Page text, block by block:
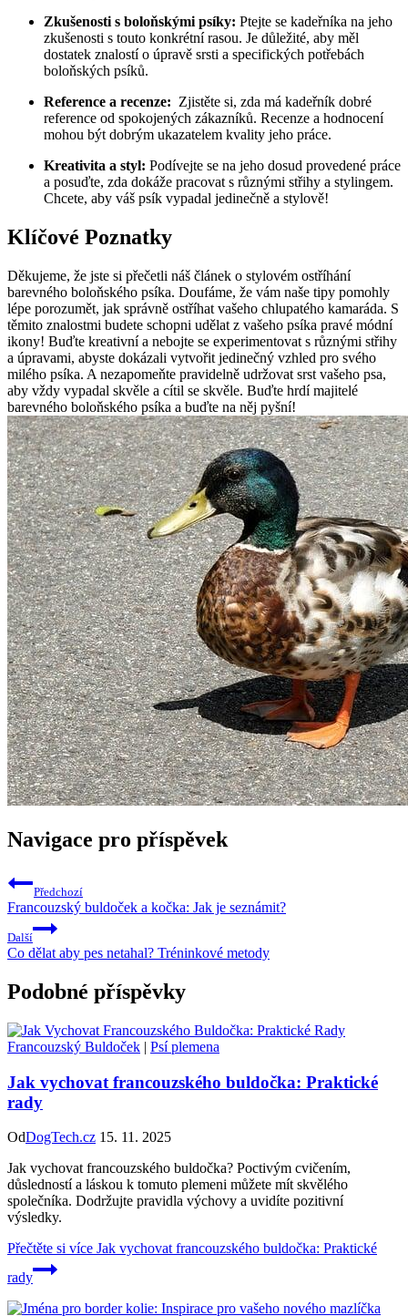
Zkušenosti s‌ boloňskými psíky: Ptejte se kadeřníka na jeho
zkušenosti s⁤ touto konkrétní rasou. Je důležité, aby měl
dostatek znalostí o‍ úpravě srsti a specifických potřebách
boloňských psíků.
Reference a recenze: ⁣ Zjistěte si, zda⁣ má kadeřník‍ dobré
reference ‌od spokojených zákazníků. Recenze a hodnocení
mohou být dobrým ukazatelem kvality jeho práce.
Kreativita a styl: Podívejte se⁤ na⁣ jeho dosud provedené práce⁢
a posuďte, zda dokáže pracovat s různými střihy a stylingem.
Chcete, aby‍ váš psík​ vypadal ⁤jedinečně a stylově!
Klíčové Poznatky
Děkujeme, že jste si přečetli náš článek o stylovém ostříhání
barevného boloňského psíka. Doufáme, že vám naše‍ tipy pomohly
lépe porozumět,⁤ jak správně ostříhat​ vašeho chlupatého kamaráda. S
těmito znalostmi budete schopni udělat z vašeho psíka pravé módní
ikony! Buďte kreativní a nebojte se experimentovat⁣ s různými ⁢střihy
a úpravami, ​abyste dokázali vytvořit jedinečný vzhled pro svého
‌milého ⁣psíka. A ‌nezapomeňte pravidelně udržovat ‌srst vašeho psa,
aby vždy vypadal skvěle a cítil se‌ skvěle. ​Buďte hrdí majitelé
barevného ‌boloňského‍ psíka a buďte na⁤ něj pyšní!
Navigace pro příspěvek
Předchozí
Francouzský buldoček a kočka: Jak je seznámit?
Další
Co dělat aby pes netahal? Tréninkové metody
Podobné příspěvky
Francouzský Buldoček | Psí plemena
Jak vychovat francouzského buldočka: Praktické
rady
OdDogTech.cz 15. 11. 2025
Jak vychovat francouzského buldočka? Poctivým cvičením,
důsledností a láskou k tomuto plemeni můžete mít skvělého
společníka. Dodržujte pravidla výchovy a uvidíte pozitivní
výsledky.
Přečtěte si více Jak vychovat francouzského buldočka: Praktické
rady